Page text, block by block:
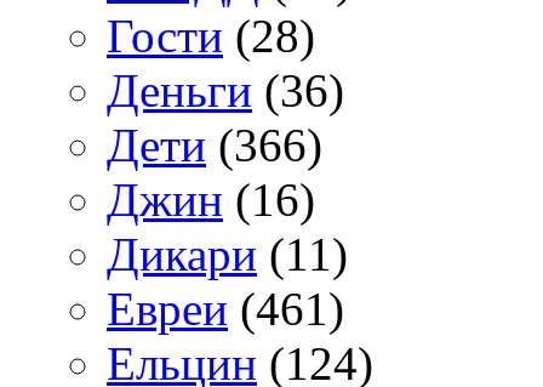
Гости (28)
Деньги (36)
Дети (366)
Джин (16)
Дикари (11)
Евреи (461)
Ельцин (124)